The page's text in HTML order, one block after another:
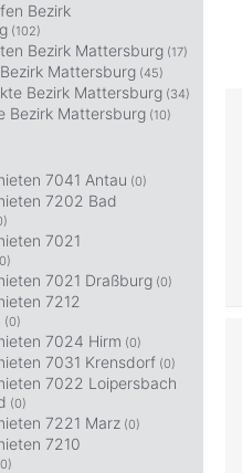
Bezirk
(102)
Bezirk Mattersburg (17)
Mattersburg (45)
Bezirk Mattersburg (34)
Bezirk Mattersburg (10)
7041 Antau (0)
7202 Bad
7021
7021 Draßburg (0)
7212
(0)
7024 Hirm (0)
7031 Krensdorf (0)
7022 Loipersbach
(0)
7221 Marz (0)
7210